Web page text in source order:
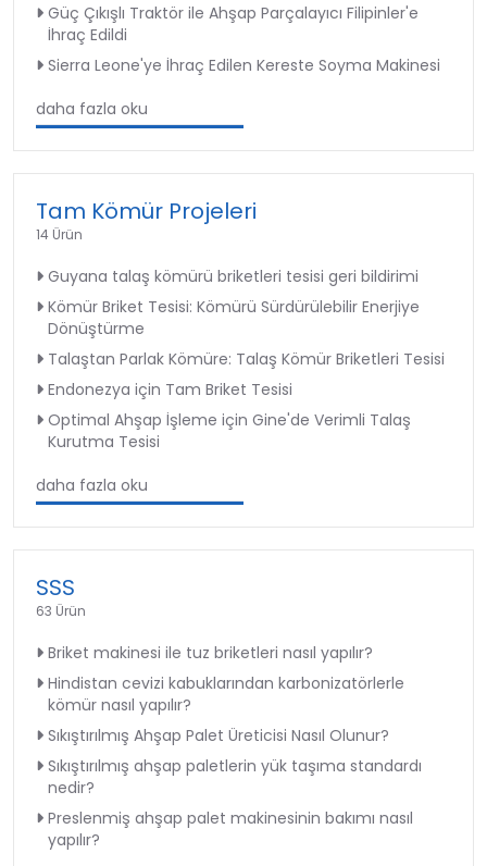
Güç Çıkışlı Traktör ile Ahşap Parçalayıcı Filipinler'e
İhraç Edildi
Sierra Leone'ye İhraç Edilen Kereste Soyma Makinesi
daha fazla oku
Tam Kömür Projeleri
14 Ürün
Guyana talaş kömürü briketleri tesisi geri bildirimi
Kömür Briket Tesisi: Kömürü Sürdürülebilir Enerjiye
Dönüştürme
Talaştan Parlak Kömüre: Talaş Kömür Briketleri Tesisi
Endonezya için Tam Briket Tesisi
Optimal Ahşap İşleme için Gine'de Verimli Talaş
Kurutma Tesisi
daha fazla oku
SSS
63 Ürün
Briket makinesi ile tuz briketleri nasıl yapılır?
Hindistan cevizi kabuklarından karbonizatörlerle
kömür nasıl yapılır?
Sıkıştırılmış Ahşap Palet Üreticisi Nasıl Olunur?
Sıkıştırılmış ahşap paletlerin yük taşıma standardı
nedir?
Preslenmiş ahşap palet makinesinin bakımı nasıl
yapılır?